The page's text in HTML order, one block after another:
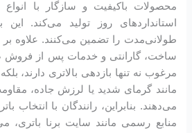
محصولات باکیفیت و سازگار با
استانداردهای روز تولید می‌کند. این
طولانی‌مدت را تضمین می‌کنند. علاوه
ساخت، گارانتی و خدمات پس از
مرغوب نه تنها بازدهی بالاتری دارند،
مانند گرمای شدید یا لرزش جاده،
می‌دهند. بنابراین، رانندگان با انتخاب
منابع رسمی مانند سایت برنا باتری،